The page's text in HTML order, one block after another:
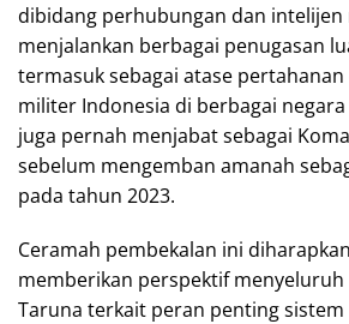
dibidang perhubungan dan
menjalankan berbagai penugasan
termasuk sebagai atase
militer Indonesia di berbagai
juga pernah menjabat sebagai
sebelum mengemban amanah
pada tahun 2023.
Ceramah pembekalan ini
memberikan perspektif menyeluruh
Taruna terkait peran penting